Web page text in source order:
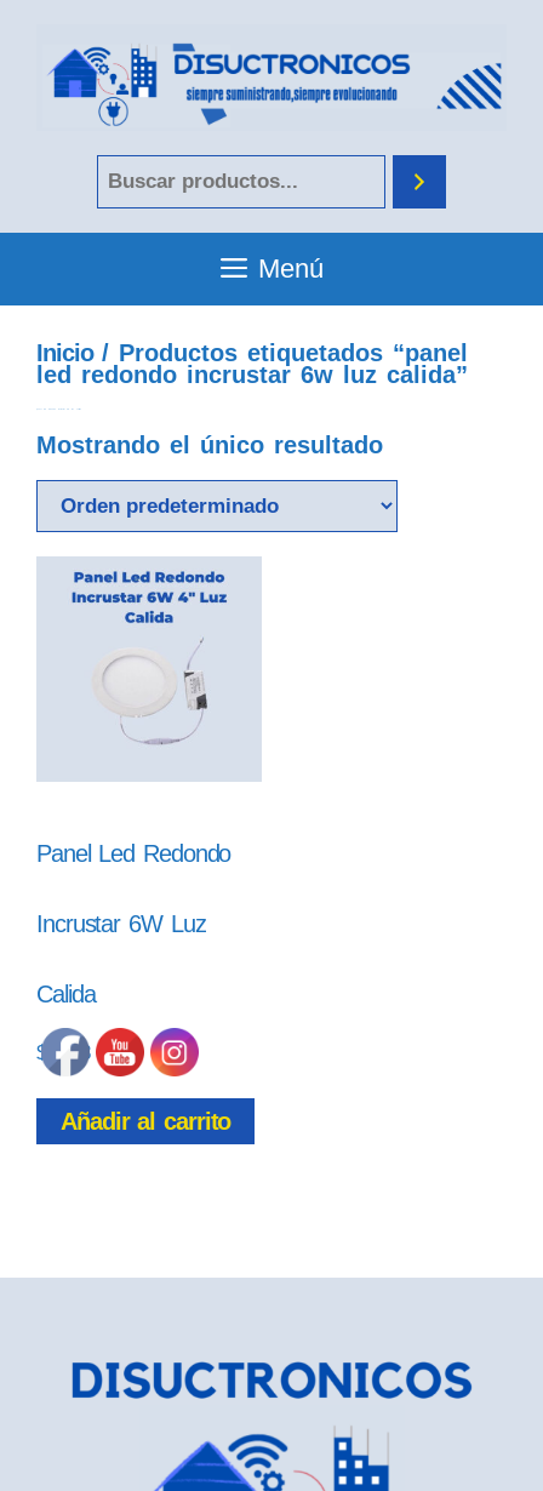
Menú
Inicio/ Productos etiquetados “panel
led redondo incrustar 6w luz calida”
Mostrando el único resultado
Panel Led Redondo
Incrustar 6W Luz
Calida
$ 6.358
Añadir al carrito